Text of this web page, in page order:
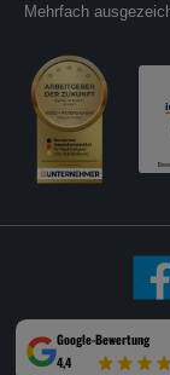
Mehrfach
Alle Preise inkl.
Google-Bewertung
4,4